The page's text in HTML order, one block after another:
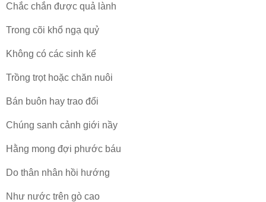
Chắc chắn được quả lành
Trong cõi khổ ngạ quỷ
Không có các sinh kế
Trồng trọt hoặc chăn nuôi
Bán buôn hay trao đổi
Chúng sanh cảnh giới nầy
Hằng mong đợi phước báu
Do thân nhân hồi hướng
Như nước trên gò cao